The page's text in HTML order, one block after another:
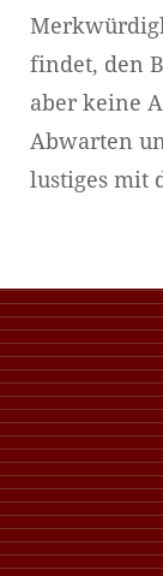
findet, den
aber keine
Abwarten
lustiges mit